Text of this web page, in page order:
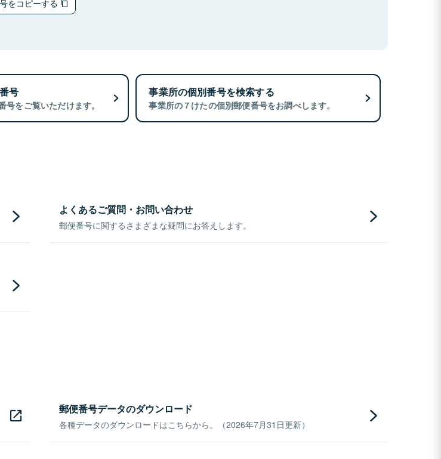
をコピーする
号
号をご覧いただけます。
事業所の個別番号を検索する
事業所の７けたの個別郵便番号をお調べします。
よくあるご質問・お問い合わせ
郵便番号に関するさまざまな疑問にお答えします。
郵便番号データのダウンロード
各種データのダウンロードはこちらから。（2026年7月31日更新）